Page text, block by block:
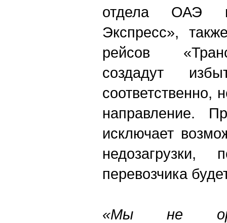
отдела ОАЭ
Экспресс»,
рейсов
создадут
соответственно,
направление.
исключает
недозагрузки,
перевозчика
«Мы не